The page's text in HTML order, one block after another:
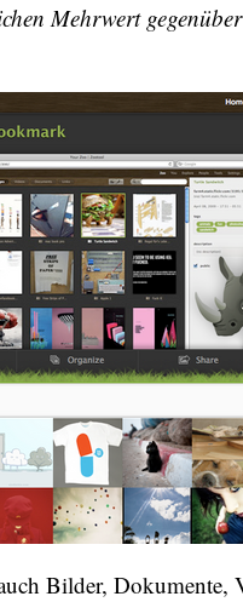
Mehrwert
Bilder, Dokumente,